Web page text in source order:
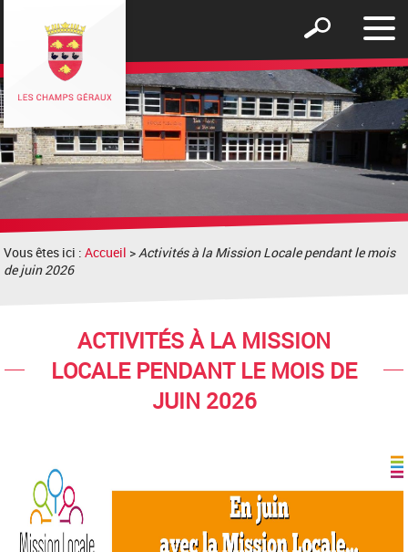
le
Afficher
formulaire
de
recherche
Vous êtes ici :Accueil >Activités à la Mission Locale pendant le mois
de juin 2026
ACTIVITÉS À LA MISSION
LOCALE PENDANT LE MOIS DE
JUIN 2026